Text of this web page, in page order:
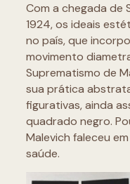
Com a chegada de
1924, os ideais
no país, que
movimento
Suprematismo de
sua prática
figurativas, ainda
quadrado negro.
Malevich faleceu
saúde.